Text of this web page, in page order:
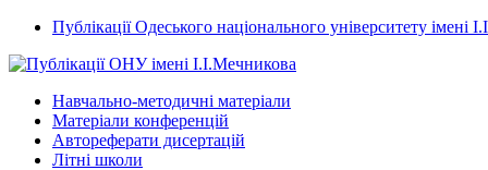
Публікації Одеського національного університету імені
Навчально-методичні матеріали
Матеріали конференцій
Автореферати дисертацій
Літні школи